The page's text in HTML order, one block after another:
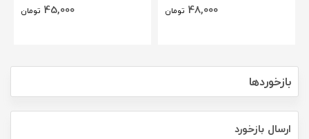
48,000 تومان 45,000 تومان
بازخوردها
ارسال بازخورد